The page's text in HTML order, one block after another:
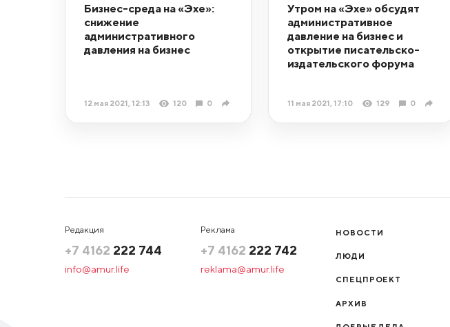
Бизнес-среда на «Эхе»:
снижение
административного
давления на бизнес
12 мая 2021, 12:13 120 0
Утром на «Эхе» обсудят
административное
давление на бизнес и
открытие писательско-
издательского форума
11 мая 2021, 17:10 129 0
Редакция
+7 4162 222 744
info@amur.life
Реклама
+7 4162 222 742
reklama@amur.life
НОВОСТИ
ЛЮДИ
СПЕЦПРОЕКТ
АРХИВ